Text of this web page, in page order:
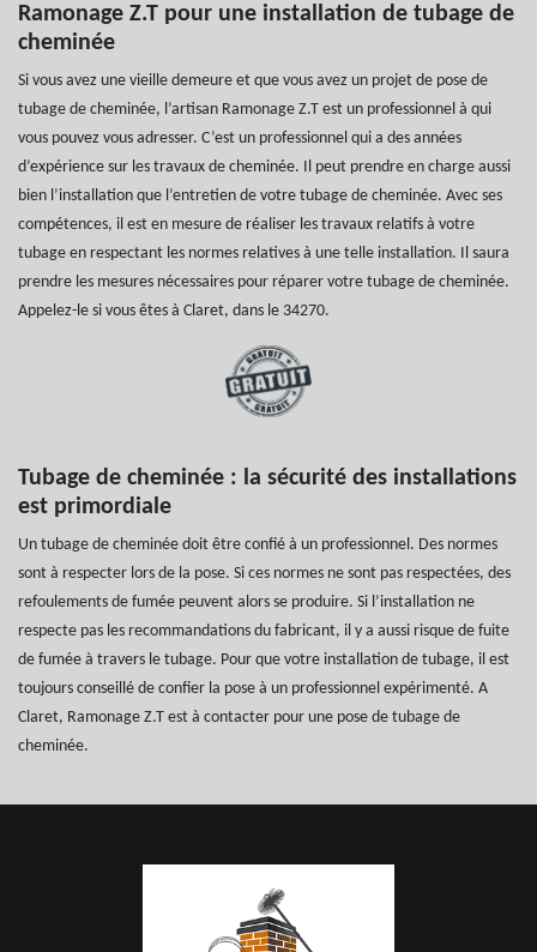
Ramonage Z.T pour une installation de tubage de
cheminée
Si vous avez une vieille demeure et que vous avez un projet de pose de
tubage de cheminée, l’artisan Ramonage Z.T est un professionnel à qui
vous pouvez vous adresser. C’est un professionnel qui a des années
d’expérience sur les travaux de cheminée. Il peut prendre en charge aussi
bien l’installation que l’entretien de votre tubage de cheminée. Avec ses
compétences, il est en mesure de réaliser les travaux relatifs à votre
tubage en respectant les normes relatives à une telle installation. Il saura
prendre les mesures nécessaires pour réparer votre tubage de cheminée.
Appelez-le si vous êtes à Claret, dans le 34270.
Tubage de cheminée : la sécurité des installations
est primordiale
Un tubage de cheminée doit être confié à un professionnel. Des normes
sont à respecter lors de la pose. Si ces normes ne sont pas respectées, des
refoulements de fumée peuvent alors se produire. Si l’installation ne
respecte pas les recommandations du fabricant, il y a aussi risque de fuite
de fumée à travers le tubage. Pour que votre installation de tubage, il est
toujours conseillé de confier la pose à un professionnel expérimenté. A
Claret, Ramonage Z.T est à contacter pour une pose de tubage de
cheminée.